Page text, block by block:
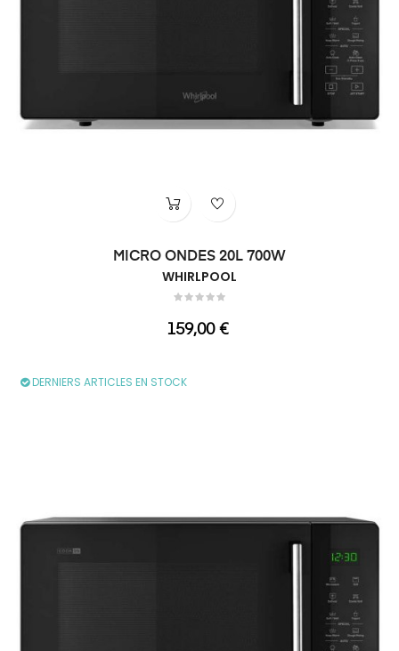
MICRO ONDES 20L 700W
WHIRLPOOL
Prix
159,00 €
DERNIERS ARTICLES EN STOCK